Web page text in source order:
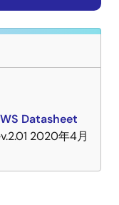
Datasheet
2020年4月